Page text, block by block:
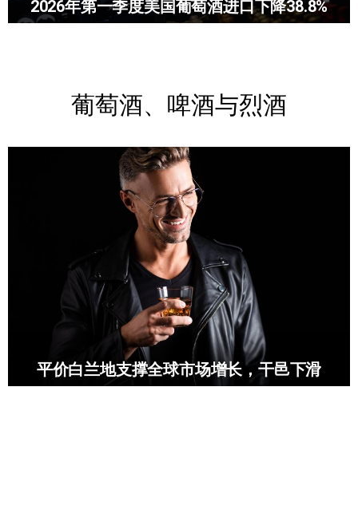
2026年第一季度美国葡萄酒进口下降38.8%
葡萄酒、啤酒与烈酒
平价白兰地支撑全球市场增长，干邑下滑